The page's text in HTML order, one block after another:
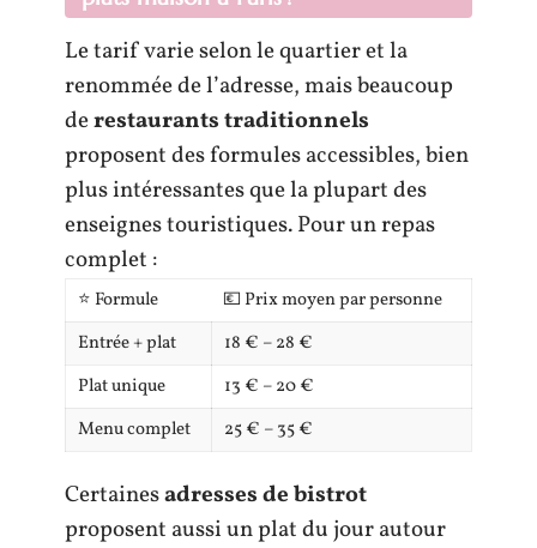
Le tarif varie selon le quartier et la
renommée de l’adresse, mais beaucoup
derestaurants traditionnels
proposent des formules accessibles, bien
plus intéressantes que la plupart des
enseignes touristiques. Pour un repas
complet :
⭐ Formule
💶 Prix moyen par personne
Entrée + plat
18 € – 28 €
Plat unique
13 € – 20 €
Menu complet
25 € – 35 €
Certainesadresses de bistrot
proposent aussi un plat du jour autour